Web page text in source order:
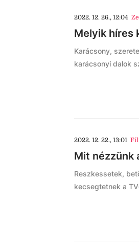
2022. 12. 26., 12:04
Melyik híres
Karácsony,
karácsonyi dalok
2022. 12. 22., 13:01
Mit nézzünk
Reszkessetek,
kecsegtetnek a